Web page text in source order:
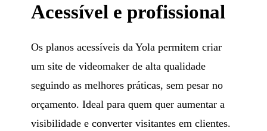
Acessível e profissional
Os planos acessíveis da Yola permitem criar
um site de videomaker de alta qualidade
seguindo as melhores práticas, sem pesar no
orçamento. Ideal para quem quer aumentar a
visibilidade e converter visitantes em clientes.